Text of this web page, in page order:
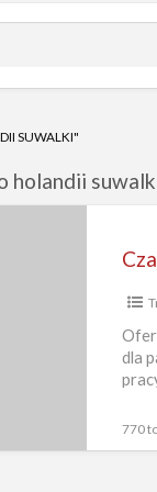
SUWALKI"
holandii
dla
770